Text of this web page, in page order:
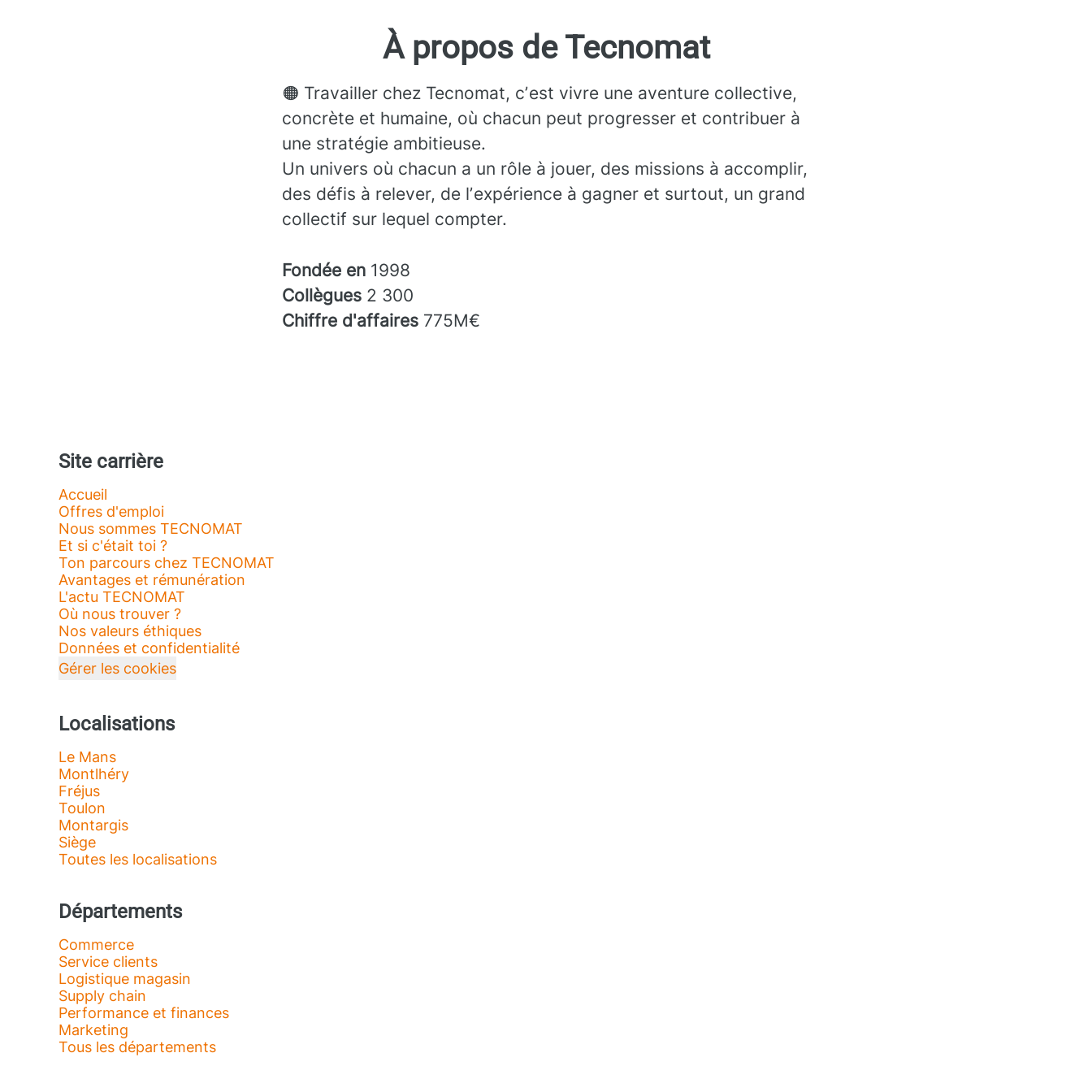
À propos de Tecnomat
🟠 Travailler chez Tecnomat, cʼest vivre une aventure collective,
concrète et humaine, où chacun peut progresser et contribuer à
une stratégie ambitieuse.
Un univers où chacun a un rôle à jouer, des missions à accomplir,
des défis à relever, de lʼexpérience à gagner et surtout, un grand
collectif sur lequel compter.
Fondée en 1998
Collègues 2 300
Chiffre d'affaires 775M€
Site carrière
Accueil
Offres d'emploi
Nous sommes TECNOMAT
Et si c'était toi ?
Ton parcours chez TECNOMAT
Avantages et rémunération
L'actu TECNOMAT
Où nous trouver ?
Nos valeurs éthiques
Données et confidentialité
Gérer les cookies
Localisations
Le Mans
Montlhéry
Fréjus
Toulon
Montargis
Siège
Toutes les localisations
Départements
Commerce
Service clients
Logistique magasin
Supply chain
Performance et finances
Marketing
Tous les départements